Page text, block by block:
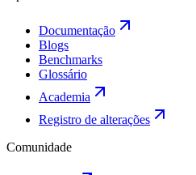
Documentação
Blogs
Benchmarks
Glossário
Academia
Registro de alterações
Comunidade